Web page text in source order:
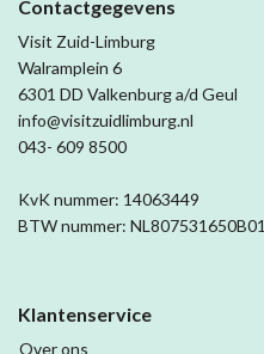
Contactgegevens
Visit Zuid-Limburg
Walramplein 6
6301 DD Valkenburg a/d Geul
info@visitzuidlimburg.nl
043- 609 8500
KvK nummer: 14063449
BTW nummer: NL807531650B01
Klantenservice
Over ons